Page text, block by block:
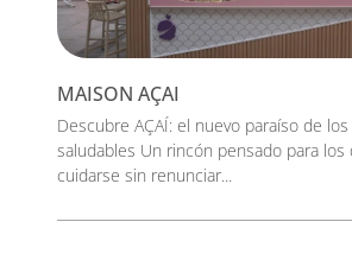
MAISON AÇAI
Descubre AÇAÍ: el nuevo paraíso de
saludables Un rincón pensado para los
cuidarse sin renunciar...